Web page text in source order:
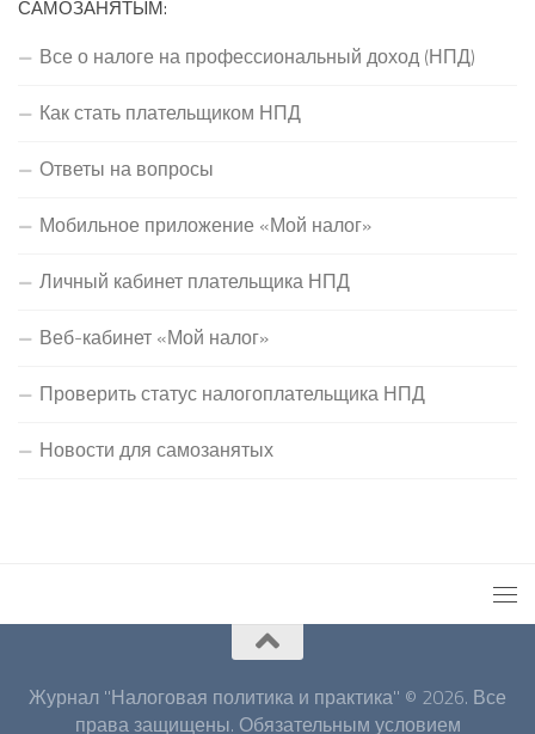
САМОЗАНЯТЫМ:
Все о налоге на профессиональный доход (НПД)
Как стать плательщиком НПД
Ответы на вопросы
Мобильное приложение «Мой налог»
Личный кабинет плательщика НПД
Веб-кабинет «Мой налог»
Проверить статус налогоплательщика НПД
Новости для самозанятых
Журнал "Налоговая политика и практика" © 2026. Все
права защищены. Обязательным условием